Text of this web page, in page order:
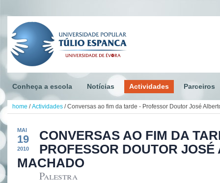
Conheça a escola Notícias Actividades Parceiros
home / Actividades / Conversas ao fim da tarde - Professor Doutor José
MAI
19
2010
CONVERSAS AO FIM DA
PROFESSOR DOUTOR
MACHADO
Palestra